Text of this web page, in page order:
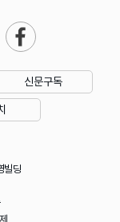
신문구독
빌딩